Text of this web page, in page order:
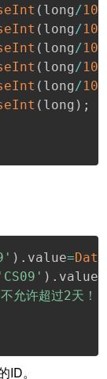
( long/
( long/
( long/
( long/
( long/
( long ) ;
) . value=
'CS09' ) . value
允许超过2天！'
。